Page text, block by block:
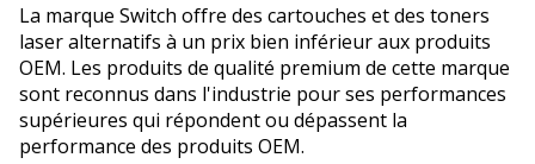
La marque Switch offre des cartouches et des toners
laser alternatifs à un prix bien inférieur aux produits
OEM. Les produits de qualité premium de cette marque
sont reconnus dans l'industrie pour ses performances
supérieures qui répondent ou dépassent la
performance des produits OEM.